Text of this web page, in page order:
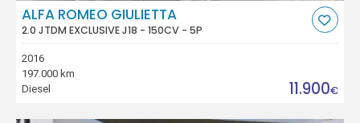
ALFA ROMEO GIULIETTA
2.0 JTDM EXCLUSIVE J18 - 150CV - 5P
2016
197.000 km
Diesel
11.900€